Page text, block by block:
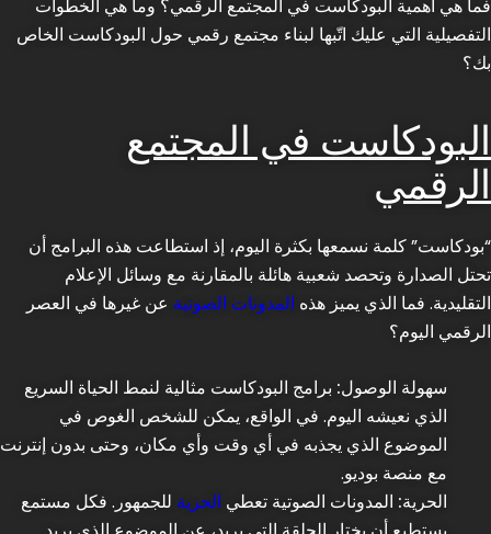
فما هي أهمية البودكاست في المجتمع الرقمي؟ وما هي الخطوات
التفصيلية التي عليك اتّبها لبناء مجتمع رقمي حول البودكاست الخاص
بك؟
البودكاست في المجتمع
الرقمي
“بودكاست” كلمة نسمعها بكثرة اليوم، إذ استطاعت هذه البرامج أن
تحتل الصدارة وتحصد شعبية هائلة بالمقارنة مع وسائل الإعلام
التقليدية. فما الذي يميز هذه المدونات الصوتية عن غيرها في العصر
الرقمي اليوم؟
سهولة الوصول: برامج البودكاست مثالية لنمط الحياة السريع
الذي نعيشه اليوم. في الواقع، يمكن للشخص الغوص في
الموضوع الذي يجذبه في أي وقت وأي مكان، وحتى بدون إنترنت
مع منصة بوديو.
الحرية: المدونات الصوتية تعطي الحرية للجمهور. فكل مستمع